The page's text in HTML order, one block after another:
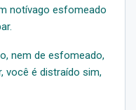
notívago esfomeado
nem de esfomeado,
você é distraído sim,